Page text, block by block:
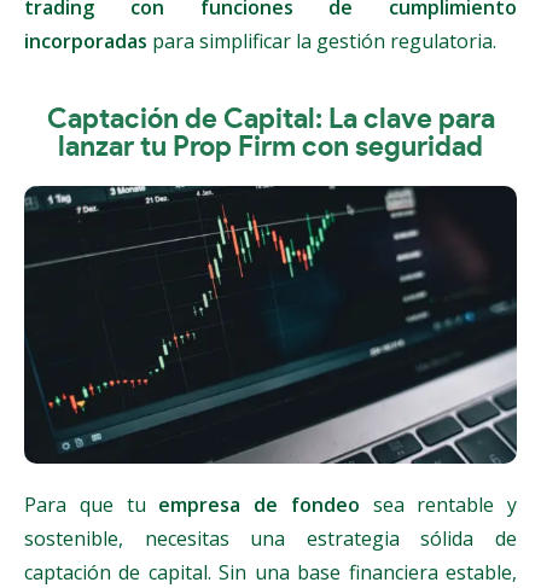
trading con funciones de cumplimiento
incorporadas para simplificar la gestión regulatoria.
Captación de Capital: La clave para
lanzar tu Prop Firm con seguridad
Para que tu empresa de fondeo sea rentable y
sostenible, necesitas una estrategia sólida de
captación de capital. Sin una base financiera estable,